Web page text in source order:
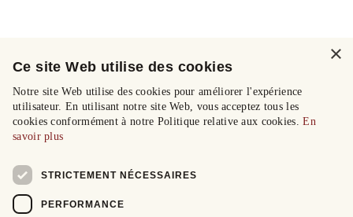
×
Ce site Web utilise des cookies
Notre site Web utilise des cookies pour améliorer l'expérience
utilisateur. En utilisant notre site Web, vous acceptez tous les
cookies conformément à notre Politique relative aux cookies.En
savoir plus
STRICTEMENT NÉCESSAIRES
PERFORMANCE